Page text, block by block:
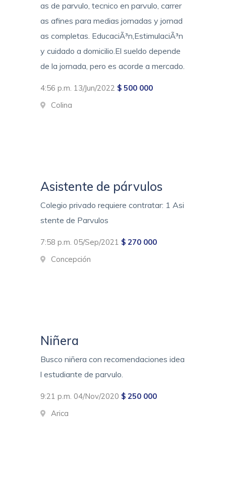
as de parvulo, tecnico en parvulo, carrer
as afines para medias jornadas y jornad
as completas. EducaciÃ³n,EstimulaciÃ³n
y cuidado a domicilio.El sueldo depende
de la jornada, pero es acorde a mercado.
4:56 p.m. 13/Jun/2022 $ 500 000
Colina
Asistente de párvulos
Colegio privado requiere contratar: 1 Asi
stente de Parvulos
7:58 p.m. 05/Sep/2021 $ 270 000
Concepción
Niñera
Busco niñera con recomendaciones idea
l estudiante de parvulo.
9:21 p.m. 04/Nov/2020 $ 250 000
Arica